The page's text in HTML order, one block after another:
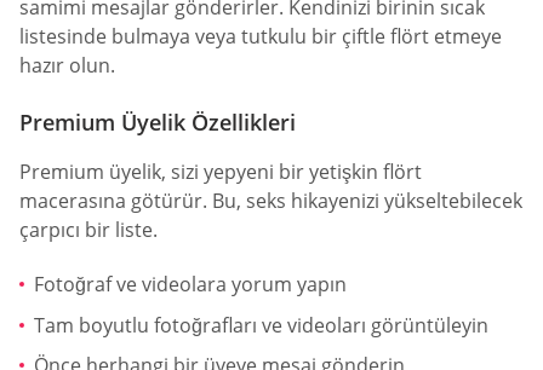
samimi mesajlar gönderirler. Kendinizi birinin sıcak
listesinde bulmaya veya tutkulu bir çiftle flört etmeye
hazır olun.
Premium Üyelik Özellikleri
Premium üyelik, sizi yepyeni bir yetişkin flört
macerasına götürür. Bu, seks hikayenizi yükseltebilecek
çarpıcı bir liste.
Fotoğraf ve videolara yorum yapın
Tam boyutlu fotoğrafları ve videoları görüntüleyin